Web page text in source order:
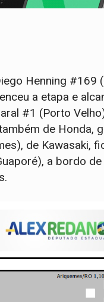
Henning #169
a etapa e
#1 (Porto
de Honda,
de Kawasaki,
a bordo